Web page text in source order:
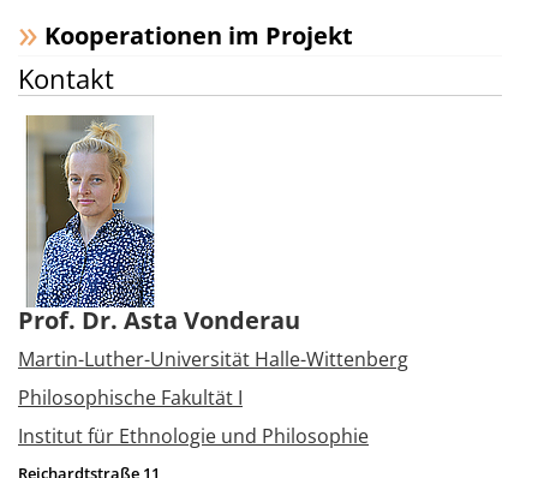
Kooperationen im Projekt
Kontakt
Prof. Dr. Asta Vonderau
Martin-Luther-Universität Halle-Wittenberg
Philosophische Fakultät I
Institut für Ethnologie und Philosophie
Reichardtstraße 11